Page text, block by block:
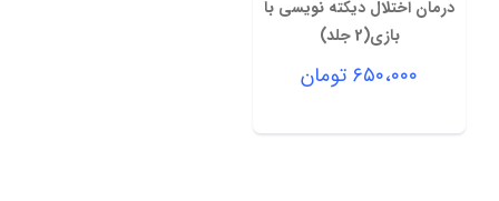
درمان اختلال دیکته نویسی با
بازی(2 جلد)
۶۵۰،۰۰۰ تومان